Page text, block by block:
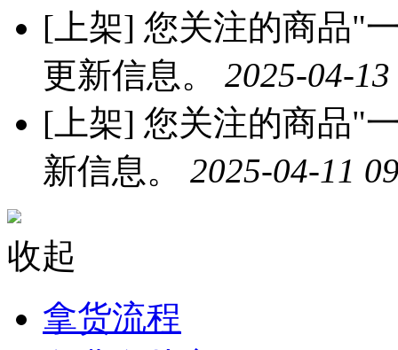
[上架] 您关注的商品"
更新信息。 2025-04-
[上架] 您关注的商品"
新信息。 2025-04-11
收起
拿货流程